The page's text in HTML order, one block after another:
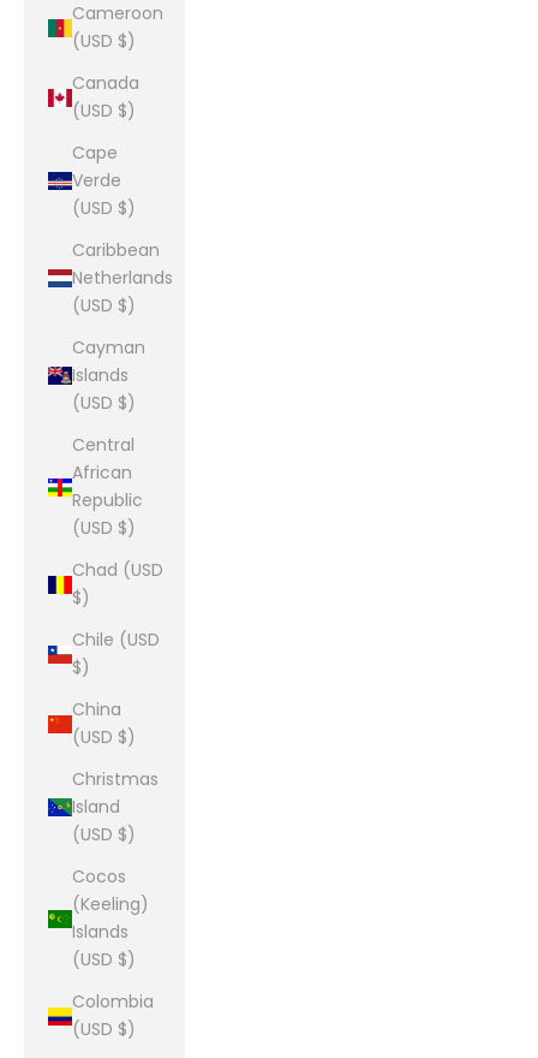
Cameroon
(USD $)
Canada
(USD $)
Cape
Verde
(USD $)
Caribbean
Netherlands
(USD $)
Cayman
Islands
(USD $)
Central
African
Republic
(USD $)
Chad (USD
$)
Chile (USD
$)
China
(USD $)
Christmas
Island
(USD $)
Cocos
(Keeling)
Islands
(USD $)
Colombia
(USD $)